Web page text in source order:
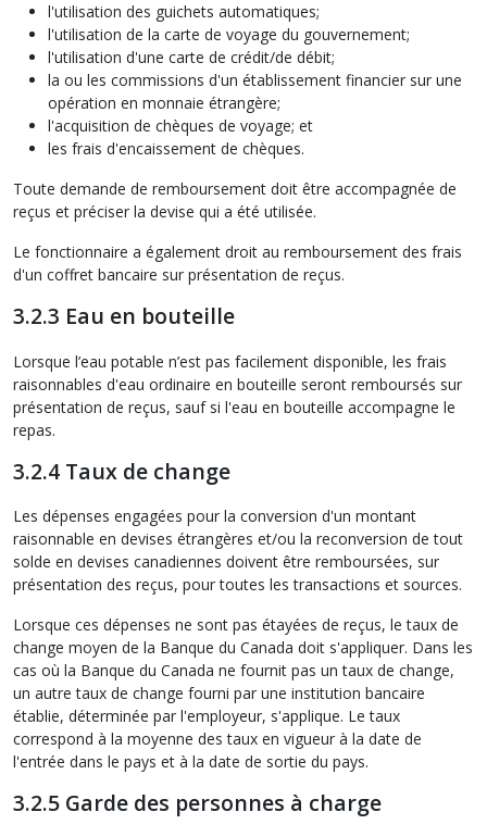
l'utilisation des guichets automatiques;
l'utilisation de la carte de voyage du gouvernement;
l'utilisation d'une carte de crédit/de débit;
la ou les commissions d'un établissement financier sur une
opération en monnaie étrangère;
l'acquisition de chèques de voyage; et
les frais d'encaissement de chèques.
Toute demande de remboursement doit être accompagnée de
reçus et préciser la devise qui a été utilisée.
Le fonctionnaire a également droit au remboursement des frais
d'un coffret bancaire sur présentation de reçus.
3.2.3 Eau en bouteille
Lorsque l’eau potable n’est pas facilement disponible, les frais
raisonnables d'eau ordinaire en bouteille seront remboursés sur
présentation de reçus, sauf si l'eau en bouteille accompagne le
repas.
3.2.4 Taux de change
Les dépenses engagées pour la conversion d'un montant
raisonnable en devises étrangères et/ou la reconversion de tout
solde en devises canadiennes doivent être remboursées, sur
présentation des reçus, pour toutes les transactions et sources.
Lorsque ces dépenses ne sont pas étayées de reçus, le taux de
change moyen de la Banque du Canada doit s'appliquer. Dans les
cas où la Banque du Canada ne fournit pas un taux de change,
un autre taux de change fourni par une institution bancaire
établie, déterminée par l'employeur, s'applique. Le taux
correspond à la moyenne des taux en vigueur à la date de
l'entrée dans le pays et à la date de sortie du pays.
3.2.5 Garde des personnes à charge